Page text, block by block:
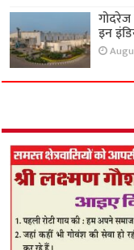
गोदरेज
इन